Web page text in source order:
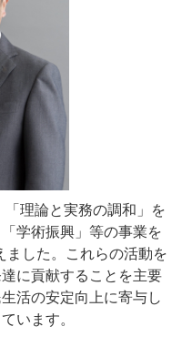
理論と実務の調和」を
学術振興」等の事業を
ました。これらの活動を
に貢献することを主要
活の安定向上に寄与し
います。